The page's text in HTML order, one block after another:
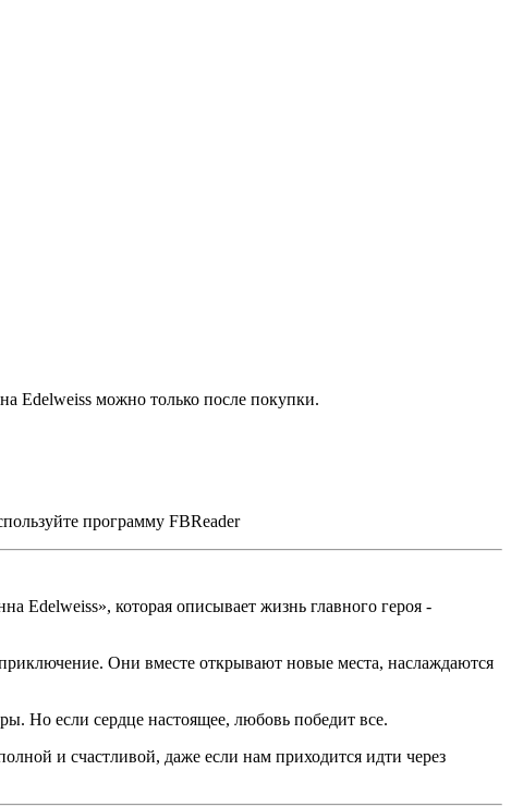
Edelweiss можно только после покупки.
программу FBReader
Edelweiss», которая описывает жизнь главного героя -
Они вместе открывают новые места, наслаждаются
Но если сердце настоящее, любовь победит все.
и счастливой, даже если нам приходится идти через